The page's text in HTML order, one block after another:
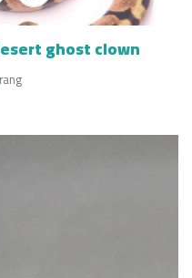
ghost clown